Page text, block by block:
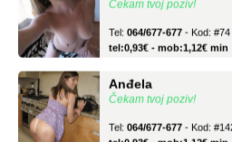
tel:0,93€ - mob:1,12€ min
Čekam tvoj poziv!
tel:0,93€ - mob:1,12€ min